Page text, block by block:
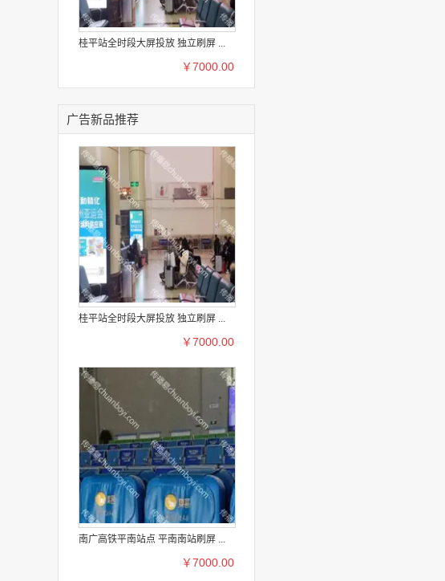
桂平站全时段大屏投放 独立刷屏 ...
￥7000.00
广告新品推荐
桂平站全时段大屏投放 独立刷屏 ...
￥7000.00
南广高铁平南站点 平南南站刷屏 ...
￥7000.00